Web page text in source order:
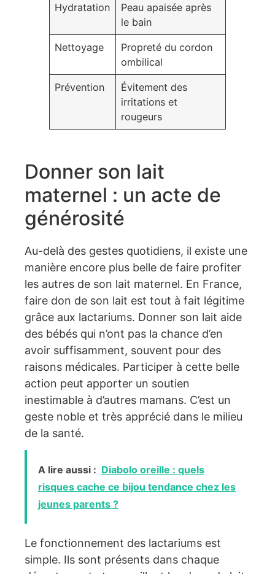
Hydratation
Peau apaisée après
le bain
Nettoyage
Propreté du cordon
ombilical
Prévention
Évitement des
irritations et
rougeurs
Donner son lait
maternel : un acte de
générosité
Au-delà des gestes quotidiens, il existe une
manière encore plus belle de faire profiter
les autres de son lait maternel. En France,
faire don de son lait est tout à fait légitime
grâce aux lactariums. Donner son lait aide
des bébés qui n’ont pas la chance d’en
avoir suffisamment, souvent pour des
raisons médicales. Participer à cette belle
action peut apporter un soutien
inestimable à d’autres mamans. C’est un
geste noble et très apprécié dans le milieu
de la santé.
A lire aussi : Diabolo oreille : quels
risques cache ce bijou tendance chez les
jeunes parents ?
Le fonctionnement des lactariums est
simple. Ils sont présents dans chaque